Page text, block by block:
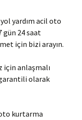
yardım acil oto
24 saat
için bizi arayın.
için anlaşmalı
garantili olarak
kurtarma